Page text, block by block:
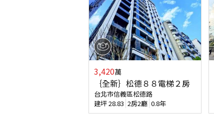
3,420萬
｛全新｝松德８８電梯２房
台北市信義區松德路
建坪28.83 2房2廳 0.8年